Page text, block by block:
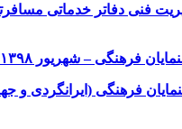
فنی دفاتر خدماتی
فرهنگی – شهریور ۱۳۹۸